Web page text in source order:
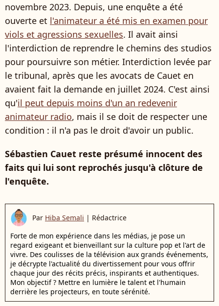
novembre 2023. Depuis, une enquête a été
ouverte et l'animateur a été mis en examen pour
viols et agressions sexuelles. Il avait ainsi
l'interdiction de reprendre le chemins des studios
pour poursuivre son métier. Interdiction levée par
le tribunal, après que les avocats de Cauet en
avaient fait la demande en juillet 2024. C'est ainsi
qu'il peut depuis moins d'un an redevenir
animateur radio, mais il se doit de respecter une
condition : il n'a pas le droit d'avoir un public.
Sébastien Cauet reste présumé innocent des
faits qui lui sont reprochés jusqu'à clôture de
l'enquête.
Par Hiba Semali | Rédactrice
Forte de mon expérience dans les médias, je pose un
regard exigeant et bienveillant sur la culture pop et l'art de
vivre. Des coulisses de la télévision aux grands événements,
je décrypte l'actualité du divertissement pour vous offrir
chaque jour des récits précis, inspirants et authentiques.
Mon objectif ? Mettre en lumière le talent et l'humain
derrière les projecteurs, en toute sérénité.